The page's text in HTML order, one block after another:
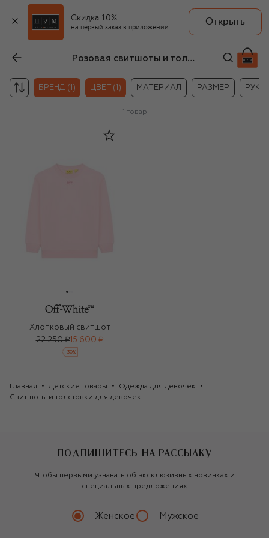
Скидка 10%
на первый заказ в приложении
Открыть
Розовая свитшоты и толстовки Off-White для девочек
БРЕНД (1) ЦВЕТ (1) МАТЕРИАЛ РАЗМЕР
1 товар
Хлопковый свитшот
22 250 ₽15 600 ₽
-30%
Главная Детские товары
Одежда для девочек
Свитшоты и толстовки для девочек
ПОДПИШИТЕСЬ НА РАССЫЛКУ
Чтобы первыми узнавать об эксклюзивных новинках и
специальных предложениях
Женское Мужское